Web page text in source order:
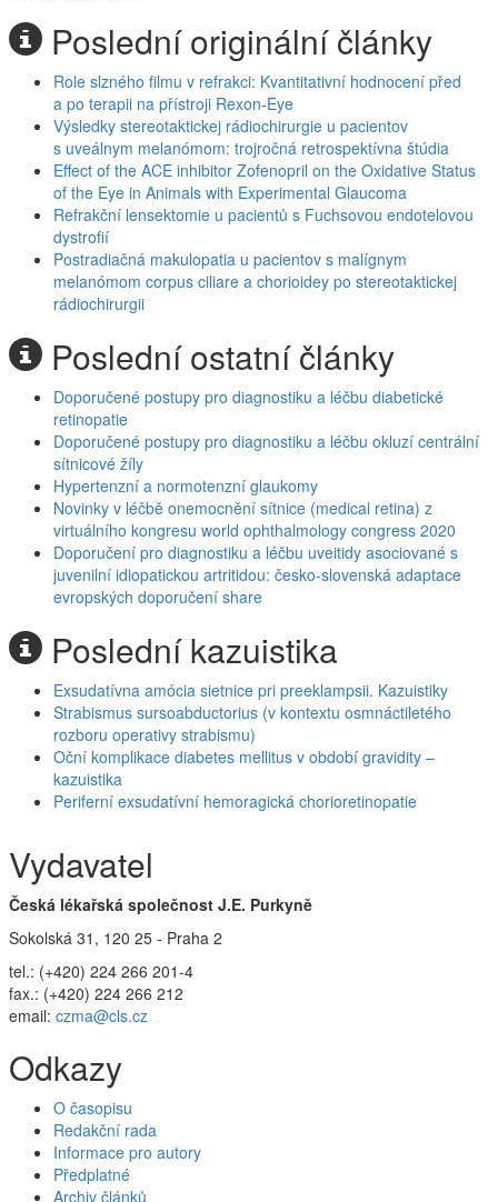
Poslední originální články
Role slzného filmu v refrakci: Kvantitativní hodnocení před
a po terapii na přístroji Rexon-Eye
Výsledky stereotaktickej rádiochirurgie u pacientov
s uveálnym melanómom: trojročná retrospektívna štúdia
Effect of the ACE inhibitor Zofenopril on the Oxidative Status
of the Eye in Animals with Experimental Glaucoma
Refrakční lensektomie u pacientů s Fuchsovou endotelovou
dystrofií
Postradiačná makulopatia u pacientov s malígnym
melanómom corpus ciliare a chorioidey po stereotaktickej
rádiochirurgii
Poslední ostatní články
Doporučené postupy pro diagnostiku a léčbu diabetické
retinopatie
Doporučené postupy pro diagnostiku a léčbu okluzí centrální
sítnicové žíly
Hypertenzní a normotenzní glaukomy
Novinky v léčbě onemocnění sítnice (medical retina) z
virtuálního kongresu world ophthalmology congress 2020
Doporučení pro diagnostiku a léčbu uveitidy asociované s
juvenilní idiopatickou artritidou: česko-slovenská adaptace
evropských doporučení share
Poslední kazuistika
Exsudatívna amócia sietnice pri preeklampsii. Kazuistiky
Strabismus sursoabductorius (v kontextu osmnáctiletého
rozboru operativy strabismu)
Oční komplikace diabetes mellitus v období gravidity –
kazuistika
Periferní exsudatívní hemoragická chorioretinopatie
Vydavatel
Česká lékařská společnost J.E. Purkyně
Sokolská 31, 120 25 - Praha 2
tel.: (+420) 224 266 201-4
fax.: (+420) 224 266 212
email: czma@cls.cz
Odkazy
O časopisu
Redakční rada
Informace pro autory
Předplatné
Archiv článků